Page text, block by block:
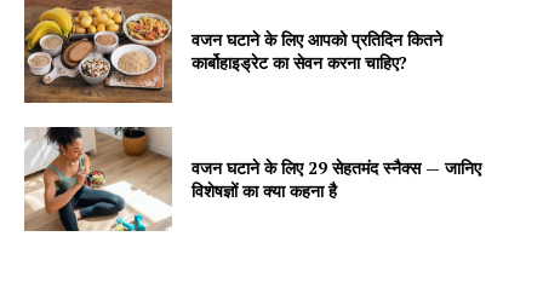
वजन घटाने के लिए आपको प्रतिदिन कितने
कार्बोहाइड्रेट का सेवन करना चाहिए?
वजन घटाने के लिए 29 सेहतमंद स्नैक्स — जानिए
विशेषज्ञों का क्या कहना है